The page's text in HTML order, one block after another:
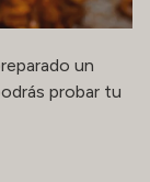
un
probar tu